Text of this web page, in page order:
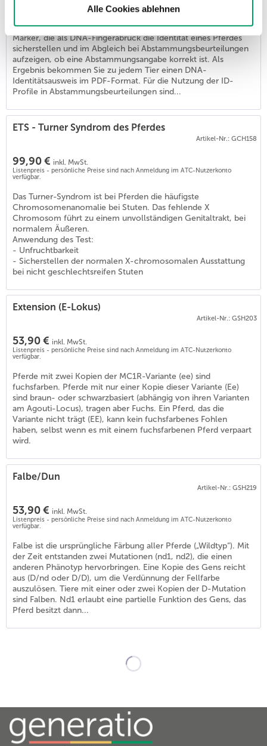
Alle Cookies ablehnen
)
Im Rahmen dieser Untersuchung etabliert Generatio die SNP-
Marker, die als DNA-Fingerabruck die Identität eines Pferdes
sicherstellen und im Abgleich bei Abstammungsbeurteilungen
aufzeigen, ob eine Abstammungsangabe korrekt ist. Als
Ergebnis bekommen Sie zu jedem Tier einen DNA-
Identitätsausweis im PDF-Format. Für die Nutzung der ID-
Profile in Abstammungsbeurteilungen sind...
ETS - Turner Syndrom des Pferdes
Artikel-Nr.: GCH158
99,90 € inkl. MwSt.
Listenpreis - persönliche Preise sind nach Anmeldung im ATC-Nutzerkonto
verfügbar.
Das Turner-Syndrom ist bei Pferden die häufigste
Chromosomenanomalie bei Stuten. Das fehlende X
Chromosom führt zu einem unvollständigen Genitaltrakt, bei
normalem Äußeren.
Anwendung des Test:
- Unfruchtbarkeit
- Sicherstellen der normalen X-chromosomalen Ausstattung
bei nicht geschlechtsreifen Stuten
Extension (E-Lokus)
Artikel-Nr.: GSH203
53,90 € inkl. MwSt.
Listenpreis - persönliche Preise sind nach Anmeldung im ATC-Nutzerkonto
verfügbar.
Pferde mit zwei Kopien der MC1R-Variante (ee) sind
fuchsfarben. Pferde mit nur einer Kopie dieser Variante (Ee)
sind braun- oder schwarzbasiert (abhängig von ihren Varianten
am Agouti-Locus), tragen aber Fuchs. Ein Pferd, das die
Variante nicht trägt (EE), kann kein fuchsfarbenes Fohlen
haben, selbst wenn es mit einem fuchsfarbenen Pferd verpaart
wird.
Falbe/Dun
Artikel-Nr.: GSH219
53,90 € inkl. MwSt.
Listenpreis - persönliche Preise sind nach Anmeldung im ATC-Nutzerkonto
verfügbar.
Falbe ist die ursprüngliche Färbung aller Pferde („Wildtyp“). Mit
der Zeit entstanden zwei Mutationen (nd1, nd2), die einen
anderen Phänotyp hervorbringen. Eine Kopie des Gens reicht
aus (D/nd oder D/D), um die Verdünnung der Fellfarbe
auszulösen. Tiere mit einer oder zwei Kopien der D-Mutation
sind Falben. Nd1 erlaubt eine partielle Funktion des Gens, das
Pferd besitzt dann...